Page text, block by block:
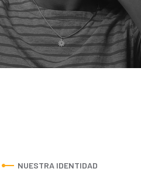
NUESTRA IDENTIDAD